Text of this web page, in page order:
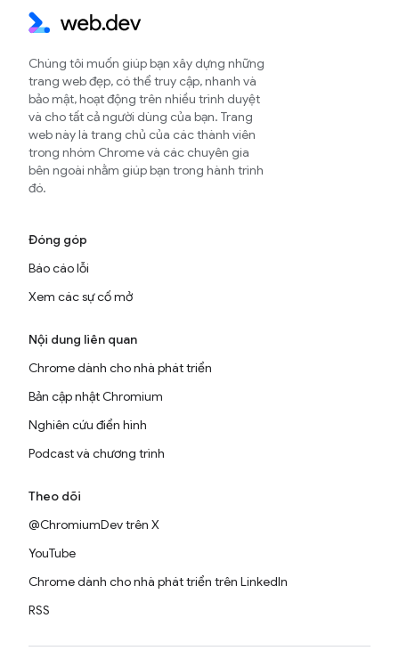
Chúng tôi muốn giúp bạn xây dựng những
trang web đẹp, có thể truy cập, nhanh và
bảo mật, hoạt động trên nhiều trình duyệt
và cho tất cả người dùng của bạn. Trang
web này là trang chủ của các thành viên
trong nhóm Chrome và các chuyên gia
bên ngoài nhằm giúp bạn trong hành trình
đó.
Đóng góp
Báo cáo lỗi
Xem các sự cố mở
Nội dung liên quan
Chrome dành cho nhà phát triển
Bản cập nhật Chromium
Nghiên cứu điển hình
Podcast và chương trình
Theo dõi
@ChromiumDev trên X
YouTube
Chrome dành cho nhà phát triển trên LinkedIn
RSS